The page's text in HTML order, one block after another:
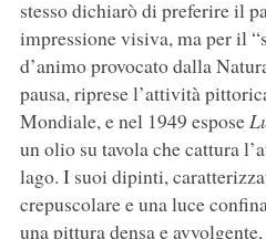
stesso dichiarò di preferire il
impressione visiva, ma per il
d’animo provocato dalla
pausa, riprese l’attività
Mondiale, e nel 1949 espose
un olio su tavola che cattura
lago. I suoi dipinti,
crepuscolare e una luce
una pittura densa e